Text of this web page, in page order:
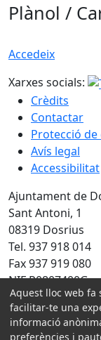
Plànol /
Accedeix
Xarxes socials:
Crèdits
Contactar
Protecció de
Avís legal
Accessibilitat
Ajuntament de
Sant Antoni, 1
08319 Dosrius
Tel. 937 918 014
Fax 937 919 080
NIF P0807400G
Amb la
Aquest lloc web fa
facilitar-te una
informació
preferències i